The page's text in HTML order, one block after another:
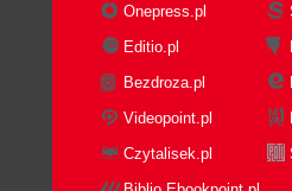
Onepress.pl
Editio.pl
Bezdroza.pl
Videopoint.pl
Czytalisek.pl